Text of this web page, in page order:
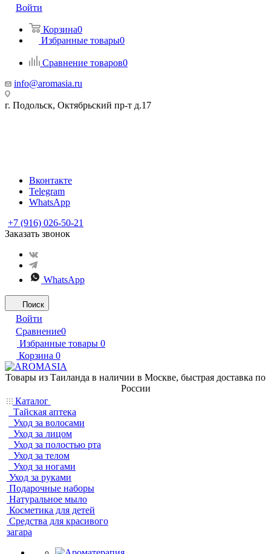
Войти
Корзина0
Избранные товары0
Сравнение товаров0
info@aromasia.ru
г. Подольск, Октябрьский пр-т д.17
Вконтакте
Telegram
WhatsApp
+7 (916) 026-50-21
Заказать звонок
WhatsApp
Поиск
Войти
Сравнение0
Избранные товары 0
Корзина 0
Товары из Таиланда в наличии в Москве, быстрая доставка по
России
Каталог
Тайская аптека
Уход за волосами
Уход за лицом
Уход за полостью рта
Уход за телом
Уход за ногами
Уход за руками
Подарочные наборы
Натуральное мыло
Косметика для детей
Средства для красивого
загара